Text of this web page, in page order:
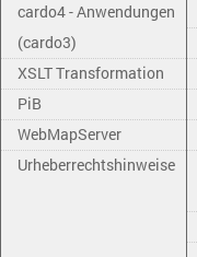
cardo4 - Anwendungen
(cardo3)
XSLT Transformation
PiB
WebMapServer
Urheberrechtshinweise